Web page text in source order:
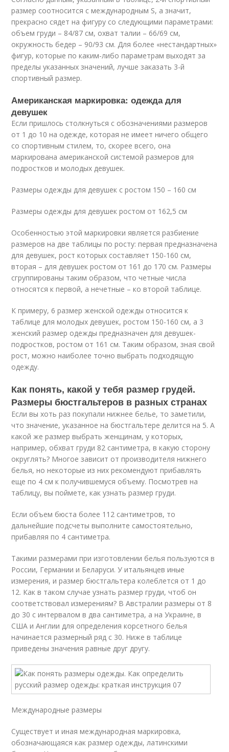
размер соотносится с международным S, а значит,
прекрасно сядет на фигуру со следующими параметрами:
объем груди – 84/87 см, охват талии – 66/69 см,
окружность бедер – 90/93 см. Для более «нестандартных»
фигур, которые по каким-либо параметрам выходят за
пределы указанных значений, лучше заказать 3-й
спортивный размер.
Американская маркировка: одежда для
девушек
Если пришлось столкнуться с обозначениями размеров
от 1 до 10 на одежде, которая не имеет ничего общего
со спортивным стилем, то, скорее всего, она
маркирована американской системой размеров для
подростков и молодых девушек.
Размеры одежды для девушек с ростом 150 – 160 см
Размеры одежды для девушек ростом от 162,5 см
Особенностью этой маркировки является разбиение
размеров на две таблицы по росту: первая предназначена
для девушек, рост которых составляет 150-160 см,
вторая – для девушек ростом от 161 до 170 см. Размеры
сгруппированы таким образом, что четные числа
относятся к первой, а нечетные – ко второй таблице.
К примеру, 6 размер женской одежды относится к
таблице для молодых девушек, ростом 150-160 см, а 3
женский размер одежды предназначен для девушек-
подростков, ростом от 161 см. Таким образом, зная свой
рост, можно наиболее точно выбрать подходящую
одежду.
Как понять, какой у тебя размер грудей.
Размеры бюстгальтеров в разных странах
Если вы хоть раз покупали нижнее белье, то заметили,
что значение, указанное на бюстгальтере делится на 5. А
какой же размер выбрать женщинам, у которых,
например, обхват груди 82 сантиметра, в какую сторону
округлять? Многое зависит от производителя нижнего
белья, но некоторые из них рекомендуют прибавлять
еще по 4 см к получившемуся объему. Посмотрев на
таблицу, вы поймете, как узнать размер груди.
Если объем бюста более 112 сантиметров, то
дальнейшие подсчеты выполните самостоятельно,
прибавляя по 4 сантиметра.
Такими размерами при изготовлении белья пользуются в
России, Германии и Беларуси. У итальянцев иные
измерения, и размер бюстгальтера колеблется от 1 до
12. Как в таком случае узнать размер груди, чтоб он
соответствовал измерениям? В Австралии размеры от 8
до 30 с интервалом в два сантиметра, а на Украине, в
США и Англии для определения корсетного белья
начинается размерный ряд с 30. Ниже в таблице
приведены значения равные друг другу.
Международные размеры
Существует и иная международная маркировка,
обозначающаяся как размер одежды, латинскими